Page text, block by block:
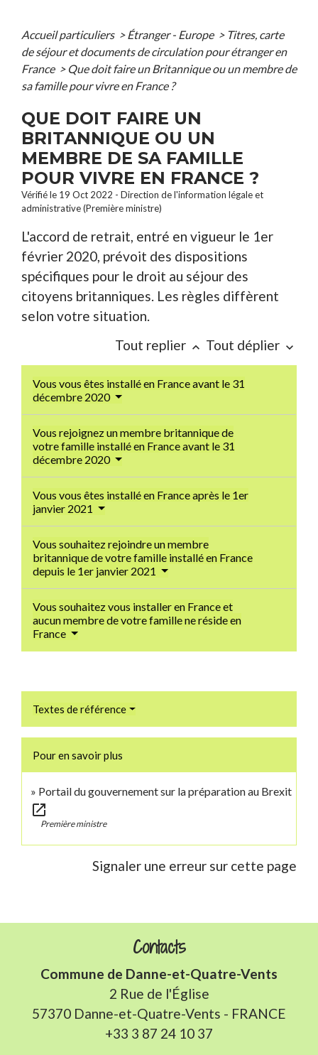
Accueil particuliers > Étranger - Europe > Titres, carte
de séjour et documents de circulation pour étranger en
France > Que doit faire un Britannique ou un membre de
sa famille pour vivre en France ?
QUE DOIT FAIRE UN
BRITANNIQUE OU UN
MEMBRE DE SA FAMILLE
POUR VIVRE EN FRANCE ?
Vérifié le 19 Oct 2022 - Direction de l'information légale et
administrative (Première ministre)
L'accord de retrait, entré en vigueur le 1er
février 2020, prévoit des dispositions
spécifiques pour le droit au séjour des
citoyens britanniques. Les règles diffèrent
selon votre situation.
Tout replier keyboard_arrow_up Tout déplier keyboard_arrow_down
Vous vous êtes installé en France avant le 31
décembre 2020
Vous rejoignez un membre britannique de
votre famille installé en France avant le 31
décembre 2020
Vous vous êtes installé en France après le 1er
janvier 2021
Vous souhaitez rejoindre un membre
britannique de votre famille installé en France
depuis le 1er janvier 2021
Vous souhaitez vous installer en France et
aucun membre de votre famille ne réside en
France
Textes de référence
Pour en savoir plus
Portail du gouvernement sur la préparation au Brexit
open_in_new
Première ministre
Signaler une erreur sur cette page
Contacts
Commune de Danne-et-Quatre-Vents
2 Rue de l'Église
57370 Danne-et-Quatre-Vents - FRANCE
+33 3 87 24 10 37